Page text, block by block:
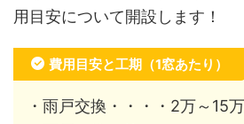
用目安について開設します！
費用目安と工期（1窓あたり）
・雨戸交換・・・・2万～15